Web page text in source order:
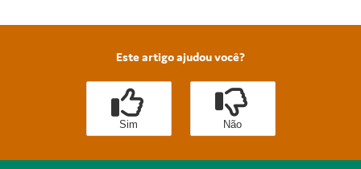
Este artigo ajudou você?
Sim Não